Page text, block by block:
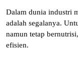
Dalam dunia industri
adalah segalanya.
namun tetap
efisien.